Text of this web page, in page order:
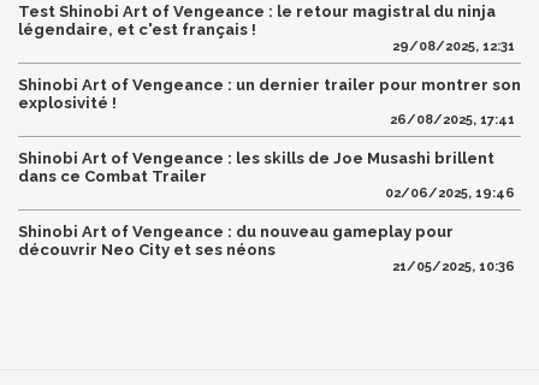
Test Shinobi Art of Vengeance : le retour magistral du ninja
légendaire, et c'est français !
29/08/2025, 12:31
Shinobi Art of Vengeance : un dernier trailer pour montrer son
explosivité !
26/08/2025, 17:41
Shinobi Art of Vengeance : les skills de Joe Musashi brillent
dans ce Combat Trailer
02/06/2025, 19:46
Shinobi Art of Vengeance : du nouveau gameplay pour
découvrir Neo City et ses néons
21/05/2025, 10:36